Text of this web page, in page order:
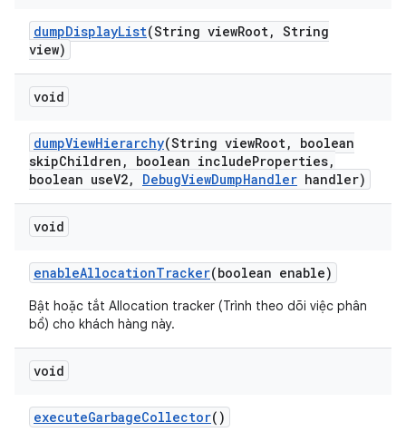
dumpDisplayList(String viewRoot, String
view)
void
dumpViewHierarchy(String viewRoot,
boolean
skipChildren , boolean includeProperties,
boolean useV2, DebugViewDumpHandler handler)
void
enableAllocationTracker(boolean enable)
Bật hoặc tắt Allocation tracker (Trình theo dõi việc phân
bổ) cho khách hàng này.
void
executeGarbageCollector()